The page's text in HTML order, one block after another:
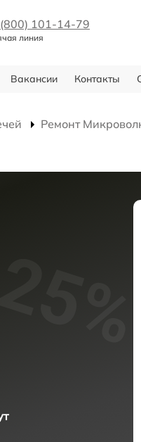
101-14-79
линия
Вакансии Контакты
Ремонт